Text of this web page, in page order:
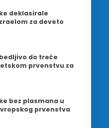
deklasirale
za deveto
do treće
prvenstvu za
bez plasmana u
prvenstva